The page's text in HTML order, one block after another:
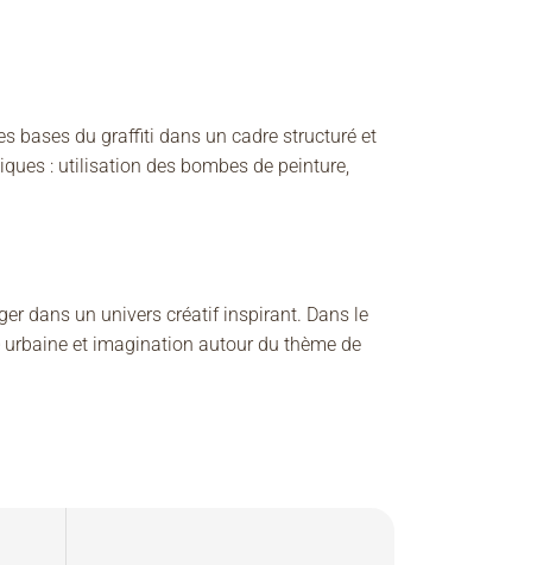
bases du graffiti dans un cadre structuré et
: utilisation des bombes de peinture,
dans un univers créatif inspirant. Dans le
et imagination autour du thème de